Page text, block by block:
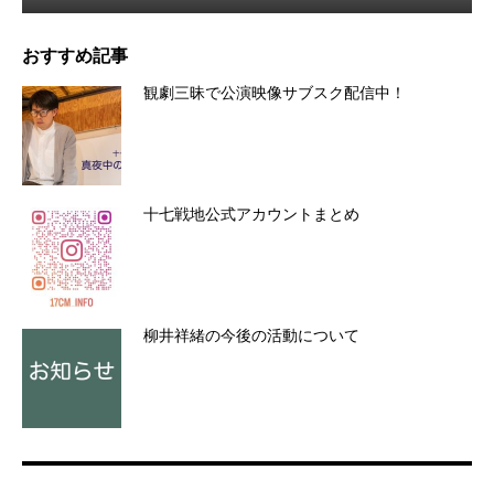
おすすめ記事
観劇三昧で公演映像サブスク配信中！
十七戦地公式アカウントまとめ
柳井祥緒の今後の活動について